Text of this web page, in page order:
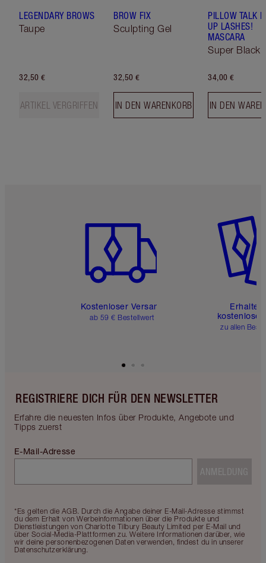
LEGENDARY BROWS
Taupe
32,50 €
ARTIKEL VERGRIFFEN
BROW FIX
Sculpting Gel
32,50 €
IN DEN WARENKORB
PILLOW TALK
UP LASHES!
MASCARA
Super Black
34,00 €
IN DEN
Kostenloser Versand
ab 59 € Bestellwert
Erhalte
kostenlose
zu allen
REGISTRIERE DICH FÜR DEN NEWSLETTER
Erfahre die neuesten Infos über Produkte, Angebote und
Tipps zuerst
*Es gelten die AGB. Durch die Angabe deiner E-Mail-Adresse stimmst
du dem Erhalt von Werbeinformationen über die Produkte und
Dienstleistungen von Charlotte Tilbury Beauty Limited per E-Mail und
über Social-Media-Plattformen zu. Weitere Informationen darüber, wie
wir deine personenbezogenen Daten verwenden, findest du in unserer
Datenschutzerklärung.
E-Mail-Adresse
ANMELDUNG